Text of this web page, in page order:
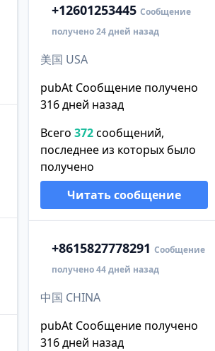
+12601253445 Сообщение
получено 24 дней назад
美国 USA
pubAt Сообщение получено
316 дней назад
Всего 372сообщений,
последнее из которых было
получено
Читать сообщение
+8615827778291 Сообщение
получено 44 дней назад
中国 CHINA
pubAt Сообщение получено
316 дней назад